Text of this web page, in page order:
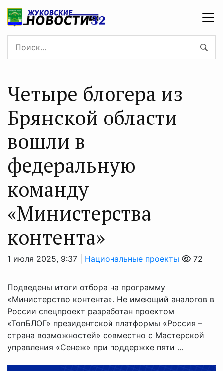
Четыре блогера из
Брянской области
вошли в
федеральную
команду
«Министерства
контента»
1 июля 2025, 9:37 | Национальные проекты 72
Подведены итоги отбора на программу
«Министерство контента». Не имеющий аналогов в
России спецпроект разработан проектом
«ТопБЛОГ» президентской платформы «Россия –
страна возможностей» совместно с Мастерской
управления «Сенеж» при поддержке пяти ...